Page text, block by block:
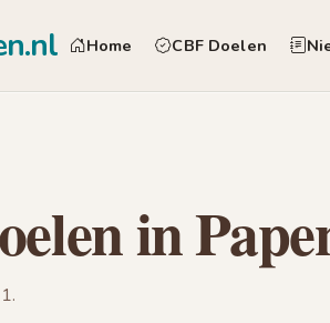
Home CBF Doelen
in